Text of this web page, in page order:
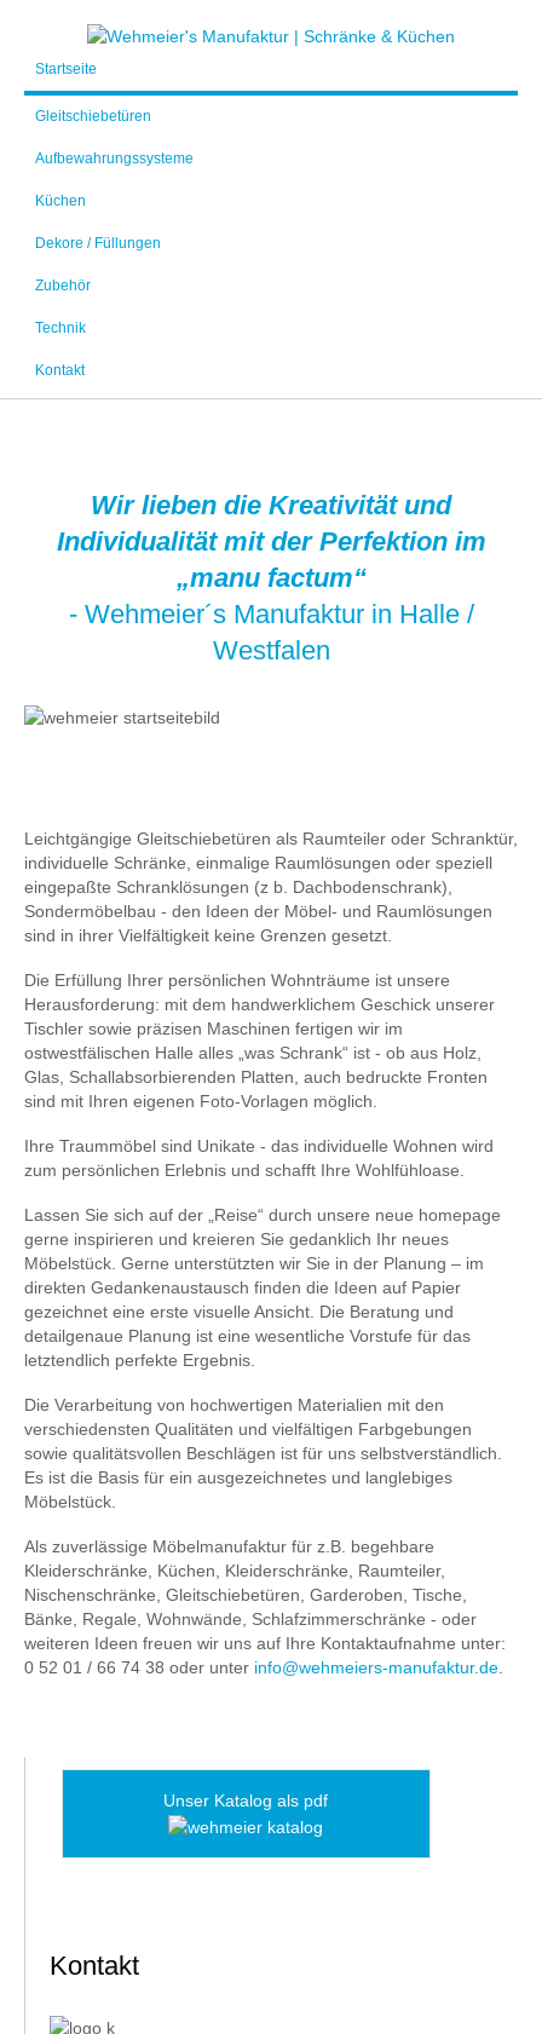
Startseite
Gleitschiebetüren
Aufbewahrungssysteme
Küchen
Dekore / Füllungen
Zubehör
Technik
Kontakt
Wir lieben die Kreativität und
Individualität mit der Perfektion im
„manu factum“
- Wehmeier´s Manufaktur in Halle /
Westfalen
Leichtgängige Gleitschiebetüren als Raumteiler oder Schranktür,
individuelle Schränke, einmalige Raumlösungen oder speziell
eingepaßte Schranklösungen (z b. Dachbodenschrank),
Sondermöbelbau - den Ideen der Möbel- und Raumlösungen
sind in ihrer Vielfältigkeit keine Grenzen gesetzt.
Die Erfüllung Ihrer persönlichen Wohnträume ist unsere
Herausforderung: mit dem handwerklichem Geschick unserer
Tischler sowie präzisen Maschinen fertigen wir im
ostwestfälischen Halle alles „was Schrank“ ist - ob aus Holz,
Glas, Schallabsorbierenden Platten, auch bedruckte Fronten
sind mit Ihren eigenen Foto-Vorlagen möglich.
Ihre Traummöbel sind Unikate - das individuelle Wohnen wird
zum persönlichen Erlebnis und schafft Ihre Wohlfühloase.
Lassen Sie sich auf der „Reise“ durch unsere neue homepage
gerne inspirieren und kreieren Sie gedanklich Ihr neues
Möbelstück. Gerne unterstützten wir Sie in der Planung – im
direkten Gedankenaustausch finden die Ideen auf Papier
gezeichnet eine erste visuelle Ansicht. Die Beratung und
detailgenaue Planung ist eine wesentliche Vorstufe für das
letztendlich perfekte Ergebnis.
Die Verarbeitung von hochwertigen Materialien mit den
verschiedensten Qualitäten und vielfältigen Farbgebungen
sowie qualitätsvollen Beschlägen ist für uns selbstverständlich.
Es ist die Basis für ein ausgezeichnetes und langlebiges
Möbelstück.
Als zuverlässige Möbelmanufaktur für z.B. begehbare
Kleiderschränke, Küchen, Kleiderschränke, Raumteiler,
Nischenschränke, Gleitschiebetüren, Garderoben, Tische,
Bänke, Regale, Wohnwände, Schlafzimmerschränke - oder
weiteren Ideen freuen wir uns auf Ihre Kontaktaufnahme unter:
0 52 01 / 66 74 38 oder unter info@wehmeiers-manufaktur.de.
Unser Katalog als pdf
Kontakt